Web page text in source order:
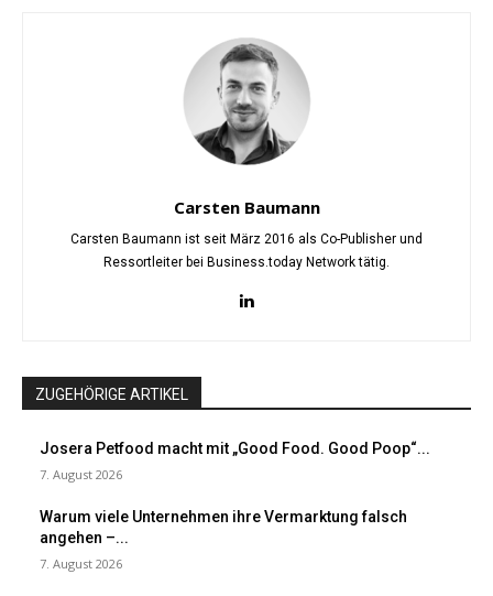
Carsten Baumann
Carsten Baumann ist seit März 2016 als Co-Publisher und
Ressortleiter bei Business.today Network tätig.
ZUGEHÖRIGE ARTIKEL
Josera Petfood macht mit „Good Food. Good Poop“...
7. August 2026
Warum viele Unternehmen ihre Vermarktung falsch
angehen –...
7. August 2026